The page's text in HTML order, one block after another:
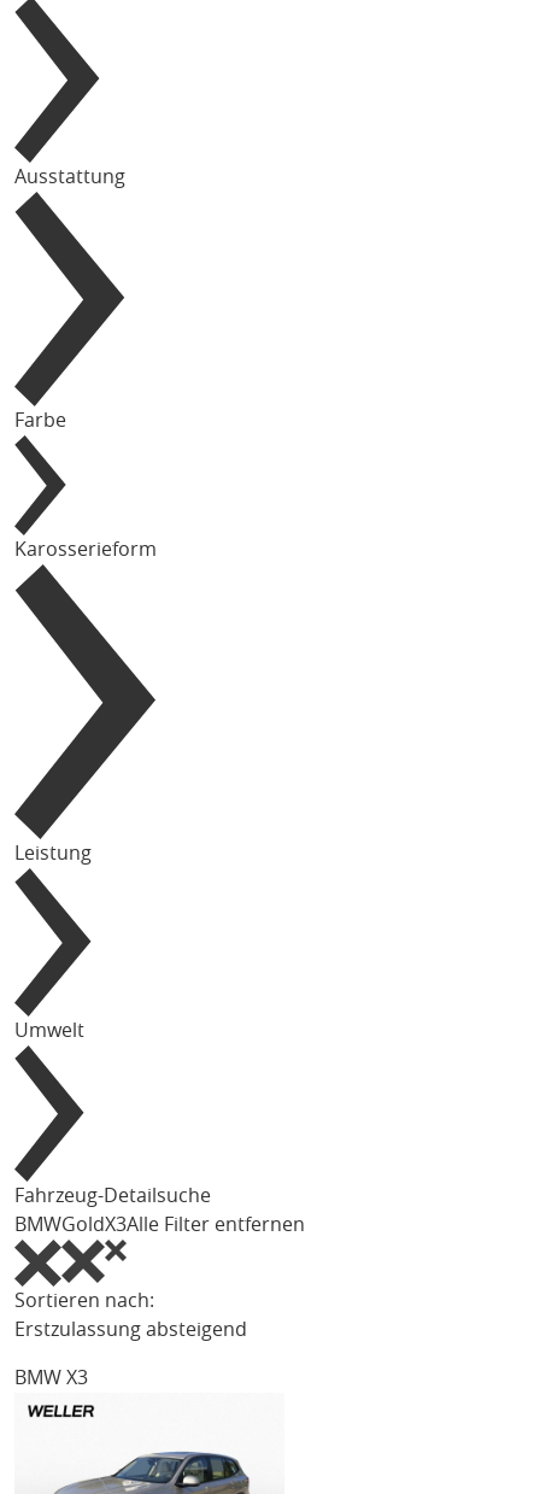
Ausstattung
Farbe
Karosserieform
Leistung
Umwelt
Fahrzeug-Detailsuche
BMWGoldX3Alle Filter entfernen
Sortieren nach:
Erstzulassung absteigend
BMW X3